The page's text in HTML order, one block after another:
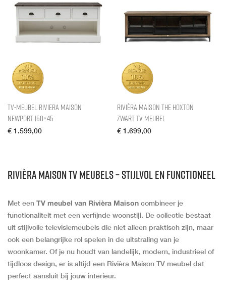
TV-meubel Riviera Maison
Newport 150×45
€ 1.599,00
Rivièra Maison The Hoxton
Zwart TV meubel
€ 1.699,00
Rivièra Maison TV meubels – stijlvol en functioneel
Met een TV meubel van Rivièra Maison combineer je
functionaliteit met een verfijnde woonstijl. De collectie bestaat
uit stijlvolle televisiemeubels die niet alleen praktisch zijn, maar
ook een belangrijke rol spelen in de uitstraling van je
woonkamer. Of je nu houdt van landelijk, modern, industrieel of
tijdloos design, er is altijd een Rivièra Maison TV meubel dat
perfect aansluit bij jouw interieur.